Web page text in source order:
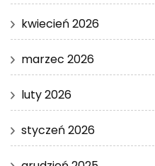
kwiecień 2026
marzec 2026
luty 2026
styczeń 2026